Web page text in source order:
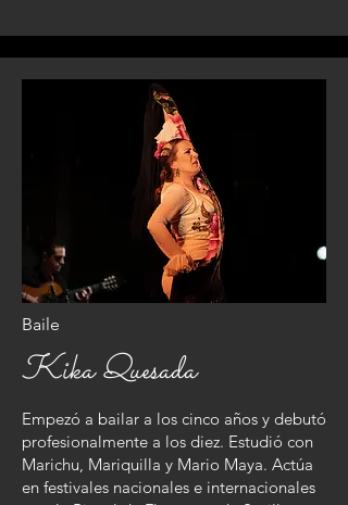
Baile
Kika Quesada
Empezó a bailar a los cinco años y debutó
profesionalmente a los diez. Estudió con
Marichu, Mariquilla y Mario Maya. Actúa
en festivales nacionales e internacionales